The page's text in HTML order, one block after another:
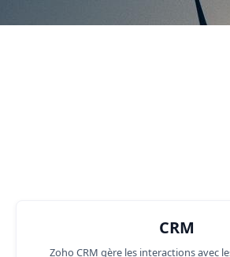
CRM
Zoho CRM gère les interactions avec